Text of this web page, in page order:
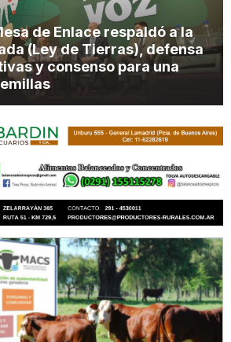
de Enlace respaldó a la
(Ley de Tierras), defensa
y consenso para una